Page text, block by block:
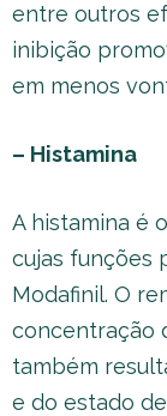
entre outros
inibição
em menos
– Histamina
A histamina é
cujas funções
Modafinil. O
concentração
também
e do estado